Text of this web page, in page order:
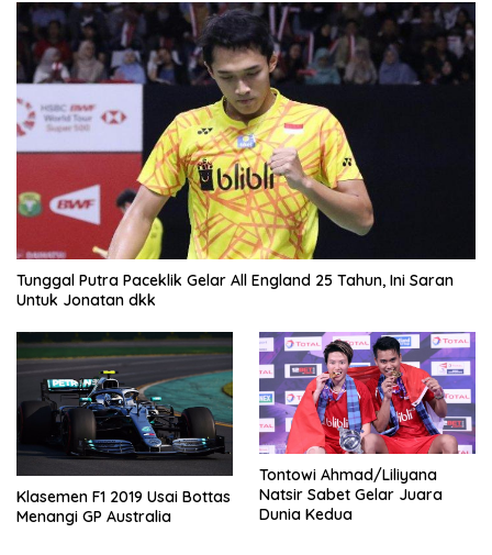
Tunggal Putra Paceklik Gelar All England 25 Tahun, Ini Saran
Untuk Jonatan dkk
Klasemen F1 2019 Usai Bottas
Menangi GP Australia
Tontowi Ahmad/Liliyana
Natsir Sabet Gelar Juara
Dunia Kedua